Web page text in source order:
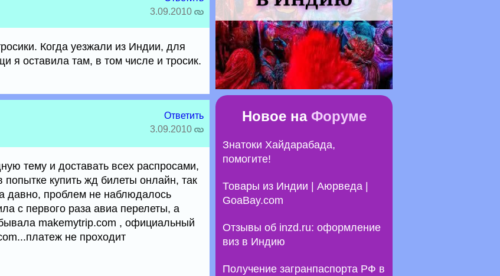
3.09.2010
Когда уезжали из Индии, для
я оставила там, в том числе и тросик.
Ответить
3.09.2010
тему и доставать всех распросами,
купить жд билеты онлайн, так
давно, проблем не наблюдалось
с первого раза авиа перелеты, а
makemytrip.com , официальный
не проходит
Новое на Форуме
Знатоки Хайдарабада,
помогите!
Товары из Индии | Аюрведа |
GoaBay.com
Отзывы об inzd.ru: оформление
виз в Индию
Получение загранпаспорта РФ в